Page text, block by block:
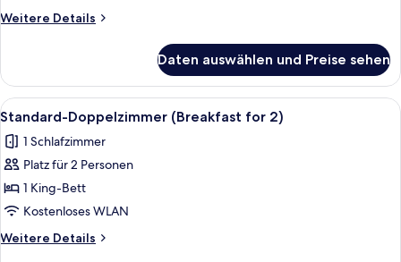
Lounge
Weitere Details
Weitere
Suite
(1
person),
SKY
Lounge
Daten auswählen und Preise sehen
Alle
Fotos
für
Standard-
Doppelzimmer
(Breakfast
for
2)
Ein Hotelzimmer mit einem großen
2
Standard-Doppelzimmer (Breakfast for 2)
1 Schlafzimmer
Platz für 2 Personen
1 King-Bett
Kostenloses WLAN
Weitere Details
Weitere